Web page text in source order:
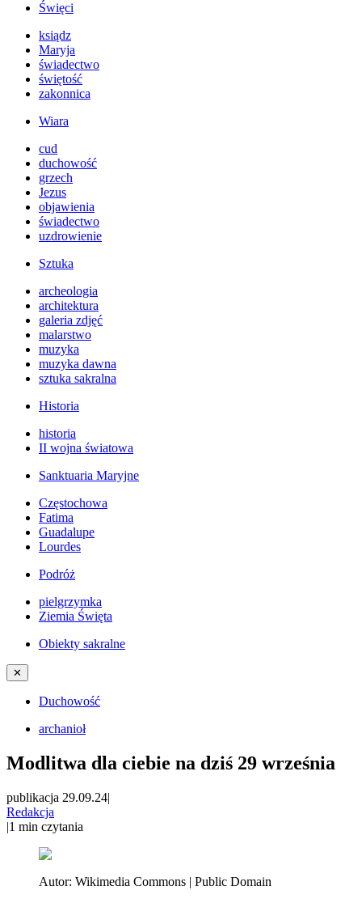
Święci
ksiądz
Maryja
świadectwo
świętość
zakonnica
Wiara
cud
duchowość
grzech
Jezus
objawienia
świadectwo
uzdrowienie
Sztuka
archeologia
architektura
galeria zdjęć
malarstwo
muzyka
muzyka dawna
sztuka sakralna
Historia
historia
II wojna światowa
Sanktuaria Maryjne
Częstochowa
Fatima
Guadalupe
Lourdes
Podróż
pielgrzymka
Ziemia Święta
Obiekty sakralne
✕
Duchowość
archanioł
Modlitwa dla ciebie na dziś 29 września
publikacja 29.09.24|
Redakcja
|1 min czytania
Autor: Wikimedia Commons | Public Domain